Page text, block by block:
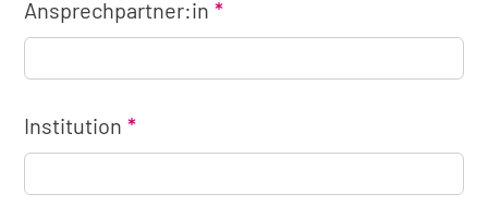
Ansprechpartner:in
Institution